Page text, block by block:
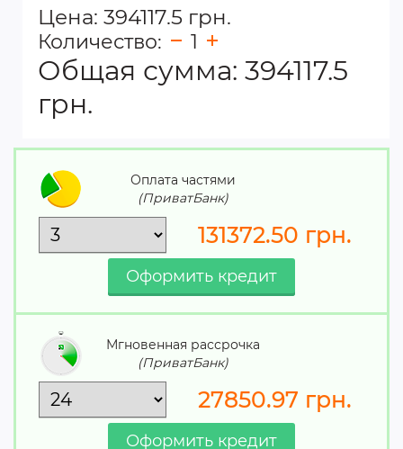
Цена: 394117.5 грн.
Количество: 1
Общая сумма: 394117.5
грн.
Оплата частями
(ПриватБанк)
131372.50 грн.
Мгновенная рассрочка
(ПриватБанк)
27850.97 грн.